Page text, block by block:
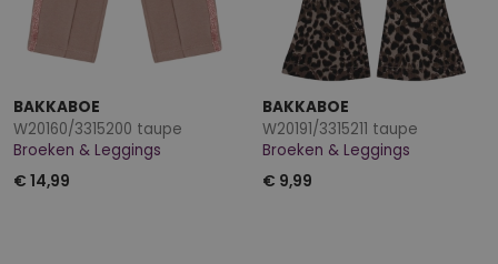
BAKKABOE
W20160/3315200 taupe
Broeken & Leggings
€ 14,99
BAKKABOE
W20191/3315211 taupe
Broeken & Leggings
€ 9,99